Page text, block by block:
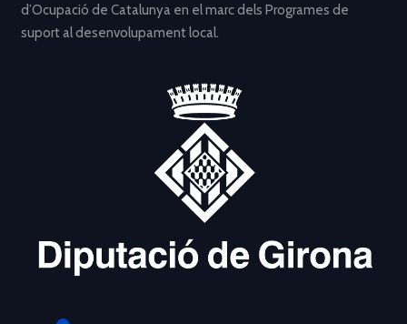
d’Ocupació de Catalunya en el marc dels Programes de
suport al desenvolupament local.